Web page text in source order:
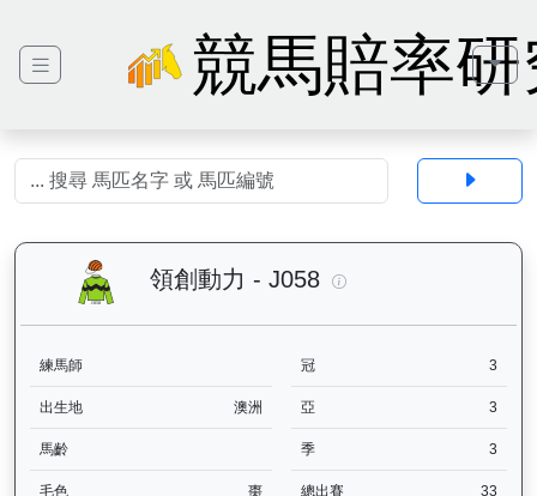
競馬賠率
領創動力 - J058
練馬師 冠 3
出生地 澳洲 亞 3
馬齡 季 3
毛色 棗 總出賽 33